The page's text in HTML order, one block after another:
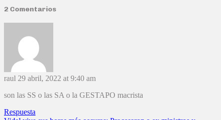
2 Comentarios
raul 29 abril, 2022 at 9:40 am
son las SS o las SA o la GESTAPO macrista
Respuesta